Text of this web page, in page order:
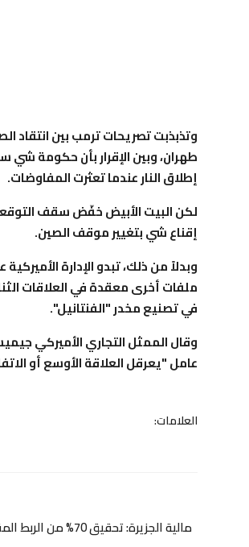
وتذبذبت تصريحات ترمب بين انتقاد
طهران، وبين الإقرار بأن حكومة شي
إطلاق النار عندما تعثرت المفاوضات.
لكن البيت الأبيض خفّض سقف
إقناع شي بتغيير موقف الصين.
وبدلاً من ذلك، تبدو الإدارة
ملفات أخرى معقدة في العلاقات
في تصنيع مخدر "الفنتانيل".
وقال الممثل التجاري الأميركي
عامل "يعرقل العلاقة الأوسع أو
العلامات:
مالية الجزيرة: تحقيق